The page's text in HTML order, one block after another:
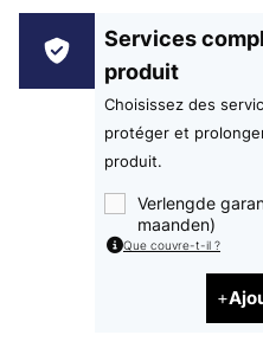
Services
produit
Choisissez des
protéger et
produit.
Verlengde
maanden)
Que couvre-t-il ?